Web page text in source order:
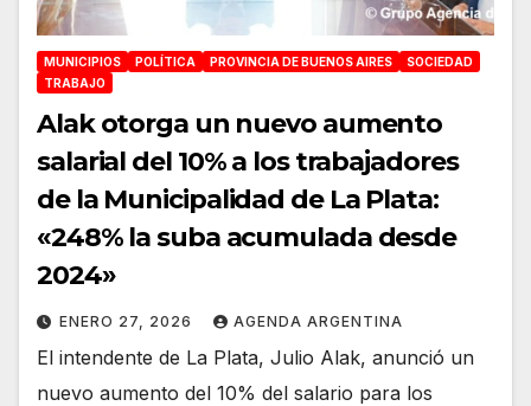
MUNICIPIOS POLÍTICA PROVINCIA DE BUENOS AIRES
SOCIEDAD
TRABAJO
Alak otorga un nuevo aumento
salarial del 10% a los trabajadores
de la Municipalidad de La Plata:
«248% la suba acumulada desde
2024»
ENERO 27, 2026 AGENDA ARGENTINA
El intendente de La Plata, Julio Alak, anunció un
nuevo aumento del 10% del salario para los